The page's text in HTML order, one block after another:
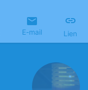
E-mail Lien